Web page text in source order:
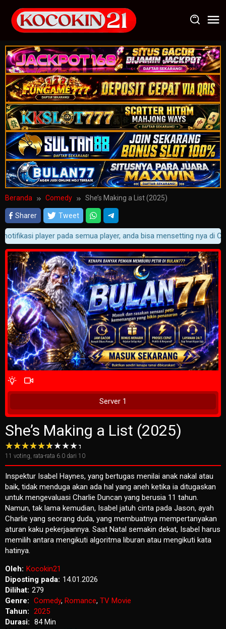
konten
Beranda Comedy She’s Making a List (2025)
Sharer Tweet
player pada semua player, anda bisa mensetting nya di
Tunggu 2 Detik
4 Wait Time
Server 1
She’s Making a List (2025)
11 voting, rata-rata 6.0 dari 10
Inspektur Isabel Haynes, yang bertugas menilai anak nakal atau
baik, tidak menduga akan ada hal yang aneh ketika ia ditugaskan
untuk mengevaluasi Charlie Duncan yang berusia 11 tahun.
Namun, tak lama kemudian, Isabel jatuh cinta pada Jason, ayah
Charlie yang seorang duda, yang membuatnya mempertanyakan
aturan kaku pekerjaannya. Saat Natal semakin dekat, Isabel harus
memilih antara mengikuti algoritma liburan atau mengikuti kata
hatinya.
Oleh: Kocokin21
Diposting pada: 14.01.2026
Dilihat: 279
Genre: Comedy, Romance, TV Movie
Tahun: 2025
Durasi: 84 Min